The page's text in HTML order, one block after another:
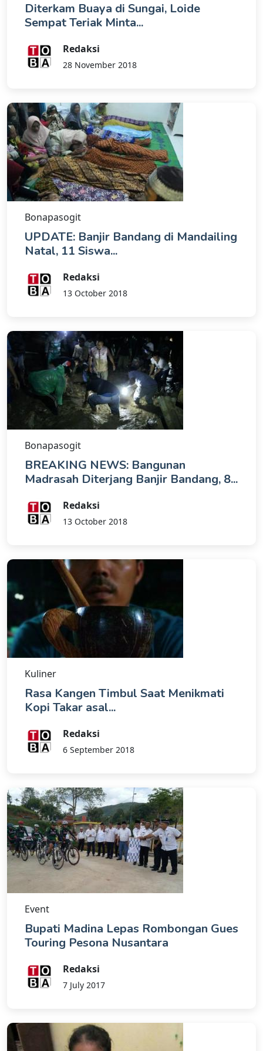
Diterkam Buaya di Sungai, Loide
Sempat Teriak Minta...
Redaksi
28 November 2018
Bonapasogit
UPDATE: Banjir Bandang di Mandailing
Natal, 11 Siswa...
Redaksi
13 October 2018
Bonapasogit
BREAKING NEWS: Bangunan
Madrasah Diterjang Banjir Bandang, 8...
Redaksi
13 October 2018
Kuliner
Rasa Kangen Timbul Saat Menikmati
Kopi Takar asal...
Redaksi
6 September 2018
Event
Bupati Madina Lepas Rombongan Gues
Touring Pesona Nusantara
Redaksi
7 July 2017